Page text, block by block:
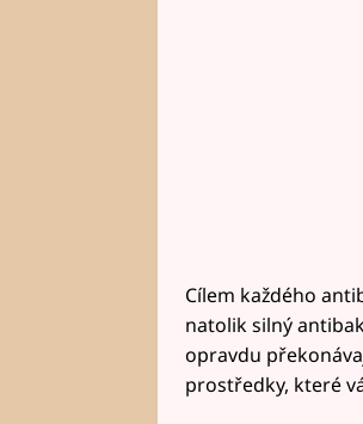
Cílem každého
natolik silný
opravdu
prostředky, které